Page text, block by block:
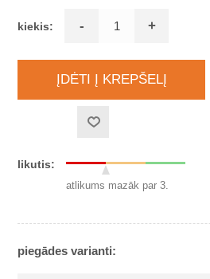
kiekis: - +
likutis:
atlikums mazāk par 3.
piegādes varianti: